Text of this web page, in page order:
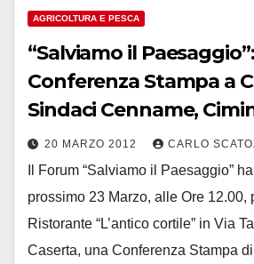
AGRICOLTURA E PESCA
“Salviamo il Paesaggio”:
Conferenza Stampa a
Sindaci Cenname,
20 MARZO 2012 CARLO
Il Forum “Salviamo il Paesaggio”
prossimo 23 Marzo, alle Ore 12.00,
Ristorante “L’antico cortile” in Via
Caserta, una Conferenza Stampa